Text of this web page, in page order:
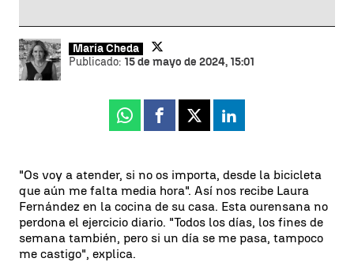
María Cheda
Publicado: 15 de mayo de 2024, 15:01
Whatsapp
Facebook
X Linkedin
"Os voy a atender, si no os importa, desde la bicicleta
que aún me falta media hora". Así nos recibe Laura
Fernández en la cocina de su casa. Esta ourensana no
perdona el ejercicio diario. "Todos los días, los fines de
semana también, pero si un día se me pasa, tampoco
me castigo", explica.